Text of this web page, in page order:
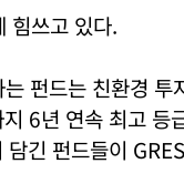
힘쓰고 있다.
펀드는 친환경 투
6년 연속 최고 등
긴 펀드들이